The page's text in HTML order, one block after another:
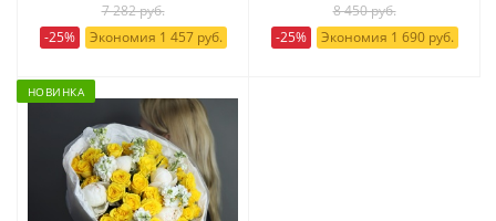
7 282 руб.
-25%
Экономия 1 457 руб.
8 450 руб.
-25%
Экономия 1 690 руб.
НОВИНКА